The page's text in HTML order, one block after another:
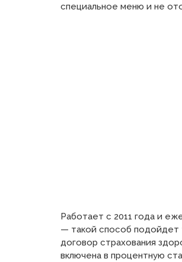
специальное меню и не
Работает с 2011 года и
— такой способ подойдет
договор страхования
включена в процентную